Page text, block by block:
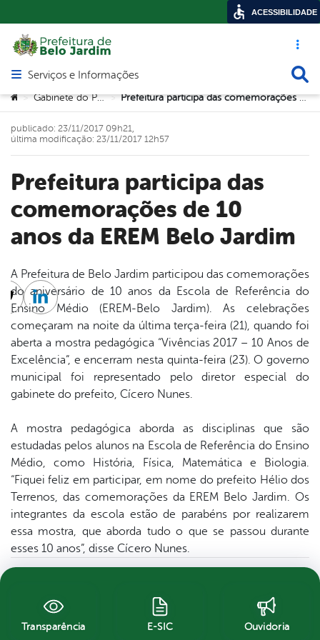
Acesso
Abrir menu principal de navegação
Serviços e Informações
Você está aqui:
> Gabinete do Prefeito > Prefeitura participa das comemorações de 10 anos da EREM Belo Jardim
Prefeitura participa das
comemorações de 10
anos da EREM Belo Jardim
publicado: 23/11/2017 09h21,
última modificação: 23/11/2017 12h57
A Prefeitura de Belo Jardim participou das comemorações
do aniversário de 10 anos da Escola de Referência do
Ensino Médio (EREM-Belo Jardim). As celebrações
começaram na noite da última terça-feira (21), quando foi
aberta a mostra pedagógica “Vivências 2017 – 10 Anos de
Excelência”, e encerram nesta quinta-feira (23). O governo
municipal foi representado pelo diretor especial do
gabinete do prefeito, Cícero Nunes.
A mostra pedagógica aborda as disciplinas que são
estudadas pelos alunos na Escola de Referência do Ensino
Médio, como História, Física, Matemática e Biologia.
“Fiquei feliz em participar, em nome do prefeito Hélio dos
Terrenos, das comemorações da EREM Belo Jardim. Os
integrantes da escola estão de parabéns por realizarem
essa mostra, que aborda tudo o que se passou durante
esses 10 anos”, disse Cícero Nunes.
TwitterLinkedin
Transparência E-SIC Ouvidoria
ACESSIBILIDADE